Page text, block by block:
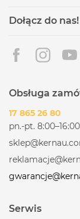
Dołącz do nas!
Obsługa
17 865 26 80
pn.-pt. 8:00–16:00
Serwis